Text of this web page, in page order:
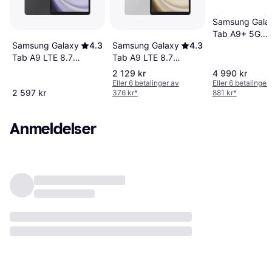
Samsung Galaxy
Tab A9 LTE 8.7"
4.3
2 597 kr
Samsung Galaxy
Tab A9 LTE 8.7"
4/64GB Silver
4.3
2 129 kr
Eller 6 betalinger av
376 kr*
Samsung
Tab A9+ 5G
4 990 kr
Eller 6 betalinger
881 kr*
Anmeldelser